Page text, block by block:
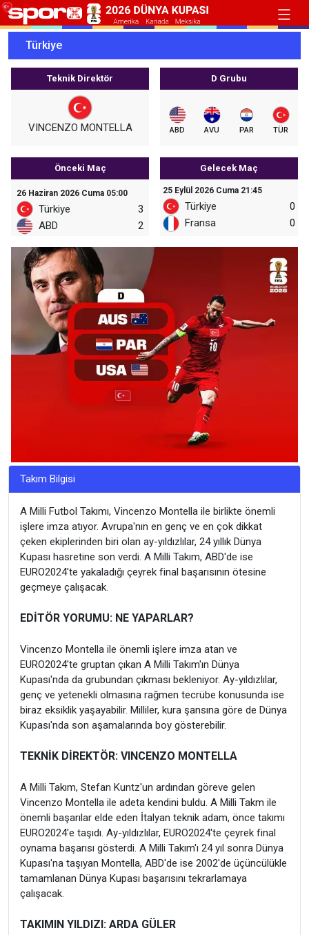
Türkiye
Teknik Direktör
VINCENZO MONTELLA
D Grubu
ABD AVU PAR TÜR
Önceki Maç
26 Haziran 2026 Cuma 05:00
Türkiye
ABD
3
2
Gelecek Maç
25 Eylül 2026 Cuma 21:45
Türkiye
Fransa
0
0
Takım Bilgisi
A Milli Futbol Takımı, Vincenzo Montella ile birlikte önemli
işlere imza atıyor. Avrupa'nın en genç ve en çok dikkat
çeken ekiplerinden biri olan ay-yıldızlılar, 24 yıllık Dünya
Kupası hasretine son verdi. A Milli Takım, ABD'de ise
EURO2024'te yakaladığı çeyrek final başarısının ötesine
geçmeye çalışacak.
EDİTÖR YORUMU: NE YAPARLAR?
Vincenzo Montella ile önemli işlere imza atan ve
EURO2024'te gruptan çıkan A Milli Takım'ın Dünya
Kupası'nda da grubundan çıkması bekleniyor. Ay-yıldızlılar,
genç ve yetenekli olmasına rağmen tecrübe konusunda ise
biraz eksiklik yaşayabilir. Milliler, kura şansına göre de Dünya
Kupası'nda son aşamalarında boy gösterebilir.
TEKNİK DİREKTÖR: VINCENZO MONTELLA
A Milli Takım, Stefan Kuntz'un ardından göreve gelen
Vincenzo Montella ile adeta kendini buldu. A Milli Takm ile
önemli başarılar elde eden İtalyan teknik adam, önce takımı
EURO2024'e taşıdı. Ay-yıldızlılar, EURO2024'te çeyrek final
oynama başarısı gösterdi. A Milli Takım'ı 24 yıl sonra Dünya
Kupası'na taşıyan Montella, ABD'de ise 2002'de üçüncülükle
tamamlanan Dünya Kupası başarısını tekrarlamaya
çalışacak.
TAKIMIN YILDIZI: ARDA GÜLER